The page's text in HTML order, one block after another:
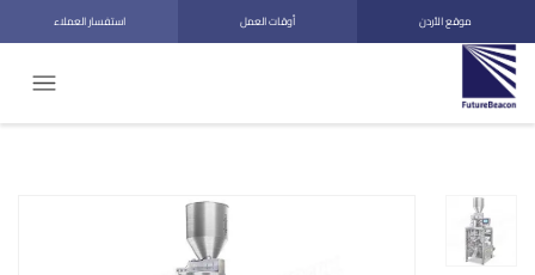
موقع الأردن أوقات العمل استفسار العملاء